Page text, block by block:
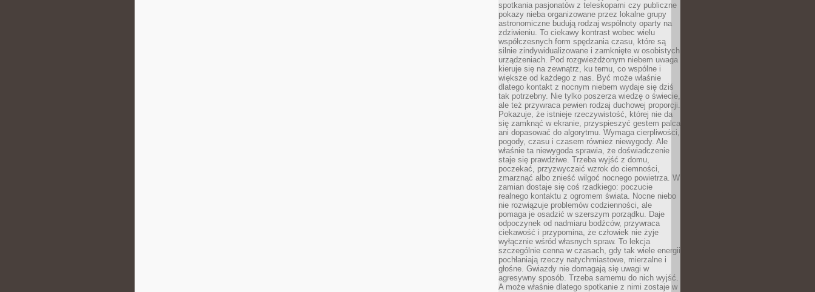
spotkania pasjonatów z teleskopami czy publiczne
pokazy nieba organizowane przez lokalne grupy
astronomiczne budują rodzaj wspólnoty oparty na
zdziwieniu. To ciekawy kontrast wobec wielu
współczesnych form spędzania czasu, które są
silnie zindywidualizowane i zamknięte w osobistych
urządzeniach. Pod rozgwieżdżonym niebem uwaga
kieruje się na zewnątrz, ku temu, co wspólne i
większe od każdego z nas. Być może właśnie
dlatego kontakt z nocnym niebem wydaje się dziś
tak potrzebny. Nie tylko poszerza wiedzę o świecie,
ale też przywraca pewien rodzaj duchowej proporcji.
Pokazuje, że istnieje rzeczywistość, której nie da
się zamknąć w ekranie, przyspieszyć gestem palca
ani dopasować do algorytmu. Wymaga cierpliwości,
pogody, czasu i czasem również niewygody. Ale
właśnie ta niewygoda sprawia, że doświadczenie
staje się prawdziwe. Trzeba wyjść z domu,
poczekać, przyzwyczaić wzrok do ciemności,
zmarznąć albo znieść wilgoć nocnego powietrza. W
zamian dostaje się coś rzadkiego: poczucie
realnego kontaktu z ogromem świata. Nocne niebo
nie rozwiązuje problemów codzienności, ale
pomaga je osadzić w szerszym porządku. Daje
odpoczynek od nadmiaru bodźców, przywraca
ciekawość i przypomina, że człowiek nie żyje
wyłącznie wśród własnych spraw. To lekcja
szczególnie cenna w czasach, gdy tak wiele energii
pochłaniają rzeczy natychmiastowe, mierzalne i
głośne. Gwiazdy nie domagają się uwagi w
agresywny sposób. Trzeba samemu do nich wyjść.
A może właśnie dlatego spotkanie z nimi zostaje w